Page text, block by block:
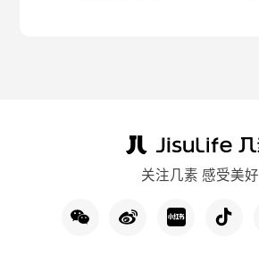
关注几素 感受美好